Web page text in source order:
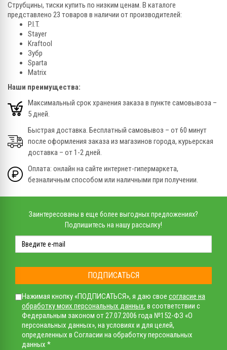
Струбцины, тиски купить по низким ценам. В каталоге
представлено 23 товаров в наличии от производителей:
P.I.T.
Stayer
Kraftool
Зубр
Sparta
Matrix
Наши преимущества:
Максимальный срок хранения заказа в пункте самовывоза –
5 дней.
Быстрая доставка. Бесплатный самовывоз – от 60 минут
после оформления заказа из магазинов города, курьерская
доставка – от 1-2 дней.
Оплата: онлайн на сайте интернет-гипермаркета,
безналичным способом или наличными при получении.
Заинтересованы в еще более выгодных предложениях?
Подпишитесь на нашу рассылку!
ПОДПИСАТЬСЯ
Нажимая кнопку «ПОДПИСАТЬСЯ», я даю свое согласие на
обработку моих персональных данных, в соответствии с
Федеральным законом от 27.07.2006 года №152-ФЗ «О
персональных данных», на условиях и для целей,
определенных в Согласии на обработку персональных
данных *